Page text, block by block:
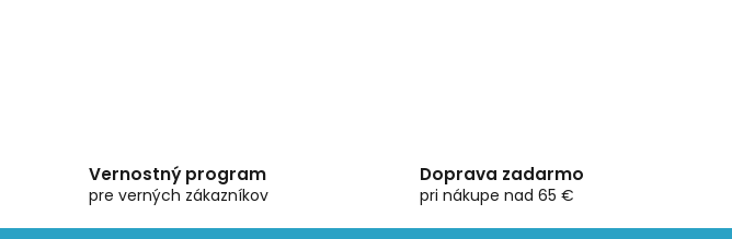
Vernostný program
pre verných zákazníkov
Doprava zadarmo
pri nákupe nad 65 €